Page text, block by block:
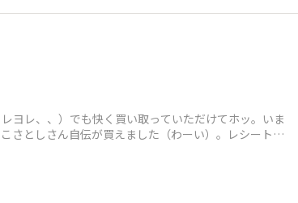
ヨレ、、）でも快く買い取っていただけてホッ。いま
さとしさん自伝が買えました（わーい）。レシートは